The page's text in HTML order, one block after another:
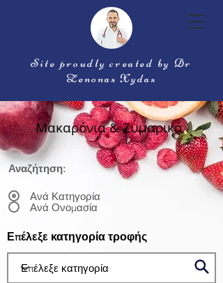
Site proudly created by Dr
Zenonas Xydas
Μακαρόνια & Ζυμαρικά
Αναζήτηση:
Ανά Κατηγορία
Ανά Ονομασία
Επέλεξε κατηγορία τροφής